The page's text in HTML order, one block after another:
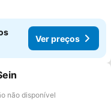
Ver preços
aos favoritos
não disponível